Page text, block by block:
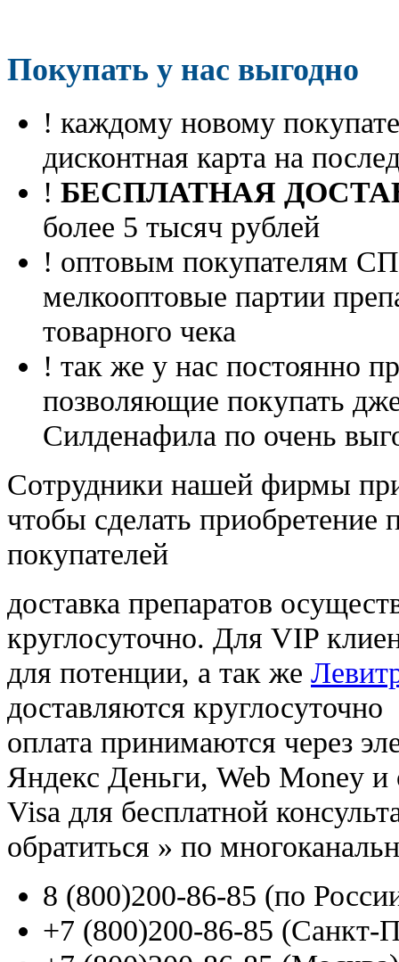
Покупать у нас выгодно
! каждому новому
дисконтная карта на
! БЕСПЛАТНАЯ
более 5 тысяч рублей
! оптовым покупателям
мелкооптовые партии
товарного чека
! так же у нас постоянно
позволяющие покупать
Силденафила по очень
Cотрудники нашей фирмы
чтобы сделать приобретение
покупателей
доставка препаратов
круглосуточно. Для VIP
для потенции, а так же
доставляются круглосуточно
оплата принимаются через
Яндекс Деньги, Web Money и
Visa для бесплатной
обратиться » по
8 (800)200-86-85 (по
+7 (800)200-86-85 (Санкт-